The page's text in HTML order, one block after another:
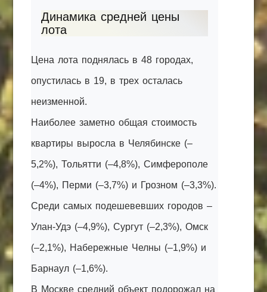
Динамика средней цены
лота
Цена лота поднялась в 48 городах,
опустилась в 19, в трех осталась
неизменной.
Наиболее заметно общая стоимость
квартиры выросла в Челябинске (–
5,2%), Тольятти (–4,8%), Симферополе
(–4%), Перми (–3,7%) и Грозном (–3,3%).
Среди самых подешевевших городов –
Улан-Удэ (–4,9%), Сургут (–2,3%), Омск
(–2,1%), Набережные Челны (–1,9%) и
Барнаул (–1,6%).
В Москве средний объект подорожал на